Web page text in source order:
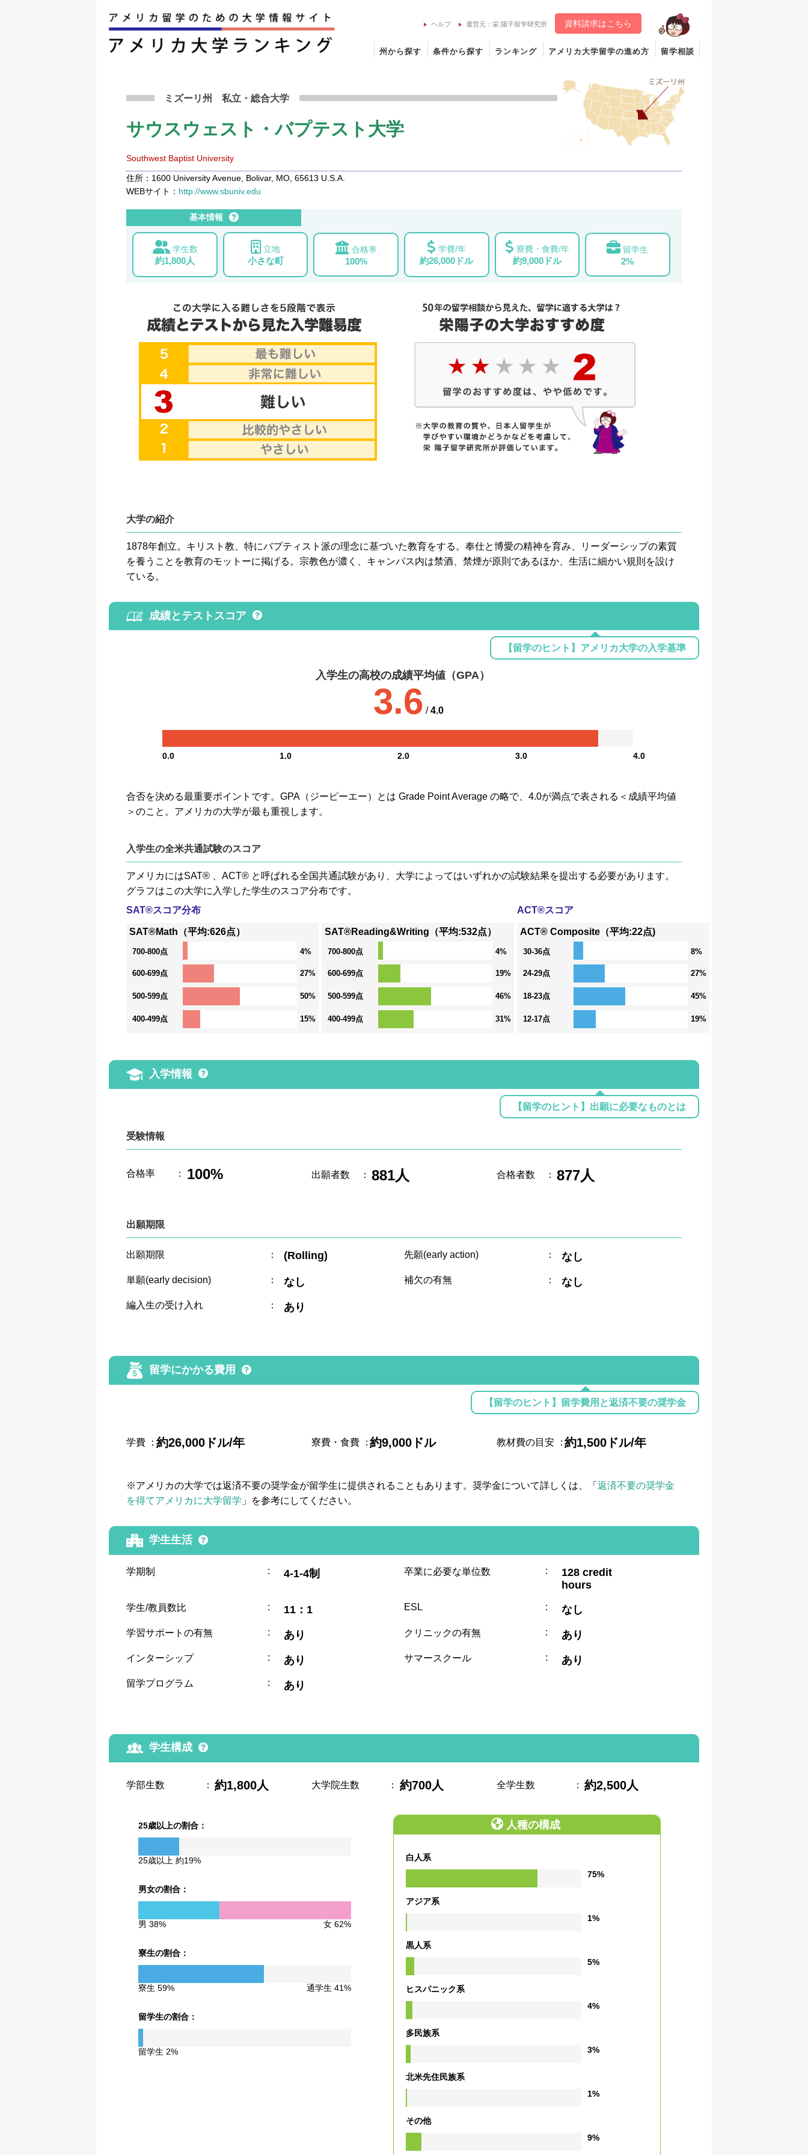
ヘルプ 運営元：栄 陽子留学研究所 資料請求はこちら
州から探す 条件から探す ランキング アメリカ大学留学の進め方 留学相談
ミズーリ州私立 ・総合大学
サウスウェスト・バプテスト大学
Southwest Baptist University
住所：1600 University Avenue, Bolivar, MO, 65613 U.S.A.
WEBサイト： http://www.sbuniv.edu
基本情報
学生数
約1,800人
立地
小さな町
合格率
100%
学費/年
約26,000ドル
寮費・食費/年
約9,000ドル
留学生
2%
大学の紹介
1878年創立。キリスト教、特にバプティスト派の理念に基づいた教育をする。奉仕と博愛の精神を育み、リーダーシップの素質
を養うことを教育のモットーに掲げる。宗教色が濃く、キャンパス内は禁酒、禁煙が原則であるほか、生活に細かい規則を設け
ている。
成績とテストスコア
【留学のヒント】アメリカ大学の入学基準
入学生の高校の成績平均値（GPA）
3.6 /4.0
0.0 1.0 2.0 3.0 4.0
合否を決める最重要ポイントです。GPA（ジーピーエー）とは Grade Point Average の略で、4.0が満点で表される＜成績平均値
＞のこと。アメリカの大学が最も重視します。
入学生の全米共通試験のスコア
アメリカにはSAT® 、ACT® と呼ばれる全国共通試験があり、大学によってはいずれかの試験結果を提出する必要があります。
グラフはこの大学に入学した学生のスコア分布です。
SAT®スコア分布
SAT®Math（平均:626点）
700-800点 4%
600-699点 27%
500-599点 50%
400-499点 15%
SAT®Reading&Writing（平均:532点）
700-800点 4%
600-699点 19%
500-599点 46%
400-499点 31%
ACT®スコア
ACT® Composite（平均:22点)
30-36点 8%
24-29点 27%
18-23点 45%
12-17点 19%
入学情報
【留学のヒント】出願に必要なものとは
受験情報
合格率 ： 100% 出願者数 ： 881人 合格者数 ： 877人
出願期限
出願期限 ： (Rolling) 先願(early action) ： なし
単願(early decision) ： なし 補欠の有無 ： なし
編入生の受け入れ ： あり
留学にかかる費用
【留学のヒント】留学費用と返済不要の奨学金
学費 ：約26,000ドル/年 寮費・食費 ：約9,000ドル 教材費の目安 ：約1,500ドル/年
※アメリカの大学では返済不要の奨学金が留学生に提供されることもあります。奨学金について詳しくは、「返済不要の奨学金
を得てアメリカに大学留学 」を参考にしてください。
学生生活
学期制 : 4-1-4制 卒業に必要な単位数 :
128 credit
hours
学生/教員数比 : 11：1 ESL : なし
学習サポートの有無 : あり クリニックの有無 : あり
インターシップ : あり サマースクール : あり
留学プログラム : あり
学生構成
学部生数 ： 約1,800人 大学院生数 ： 約700人 全学生数 ： 約2,500人
25歳以上の割合：
25歳以上 約19%
男女の割合：
男 38% 女 62%
寮生の割合：
寮生 59% 通学生 41%
留学生の割合：
留学生 2%
人種の構成
白人系
75%
アジア系
1%
黒人系
5%
ヒスパニック系
4%
多民族系
3%
北米先住民族系
1%
その他
9%